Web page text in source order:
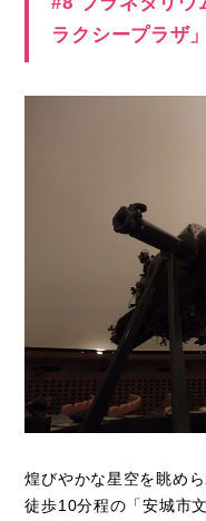
ラクシープラザ」
煌びやかな星空を眺め
徒歩10分程の「安城市